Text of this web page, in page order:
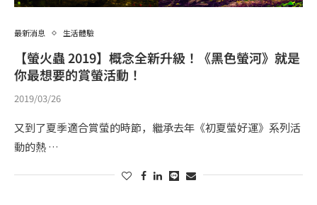
最新消息 生活體驗
【螢火蟲 2019】概念全新升級！《黑色螢河》就是
你最想要的賞螢活動！
2019/03/26
又到了夏季適合賞螢的時節，繼承去年《初夏螢好運》系列活
動的熱 …